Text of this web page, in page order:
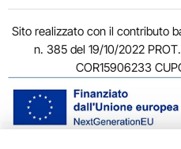
Sito realizzato con il contributo
n. 385 del 19/10/2022
COR15906233